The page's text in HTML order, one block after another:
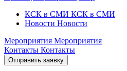
КСК в СМИ КСК в СМИ
Новости Новости
Мероприятия Мероприятия
Контакты Контакты
Отправить заявку